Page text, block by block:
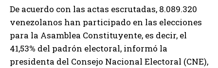
De acuerdo con las actas escrutadas, 8.089.320
venezolanos han participado en las elecciones
para la Asamblea Constituyente, es decir, el
41,53% del padrón electoral, informó la
presidenta del Consejo Nacional Electoral (CNE),